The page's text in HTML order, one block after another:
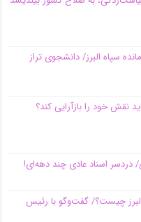
سپاه البرز/ دانشجوی تراز
نقش خود را بازآرایی کند؟
دردسر اسناد عادی چند‌ دهه‌ای!
چیست؟/ گفت‌وگو با رئیس